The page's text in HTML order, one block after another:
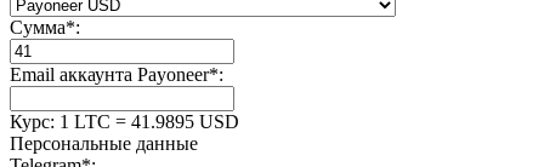
Сумма*:
Email аккаунта Payoneer*:
Курс: 1 LTC = 41.9895 USD
Персональные данные